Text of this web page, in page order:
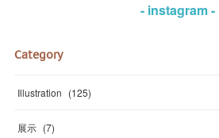
- instagram -
Category
Illustration (125)
展示 (7)